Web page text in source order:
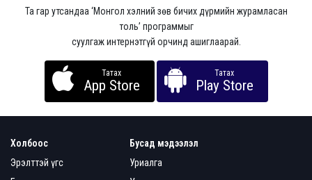
Та гар утсандаа ‘Монгол хэлний зөв бичих дүрмийн журамласан
толь’ программыг
суулгаж интернэтгүй орчинд ашиглаарай.
Татах
App Store
Татах
Play Store
Холбоос
Эрэлттэй үгс
Бусад мэдээлэл
Уриалга